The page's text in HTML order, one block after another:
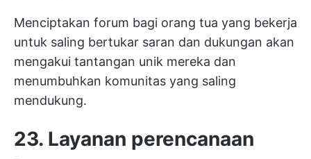
Menciptakan forum bagi orang tua yang bekerja
untuk saling bertukar saran dan dukungan akan
mengakui tantangan unik mereka dan
menumbuhkan komunitas yang saling
mendukung.
23. Layanan perencanaan